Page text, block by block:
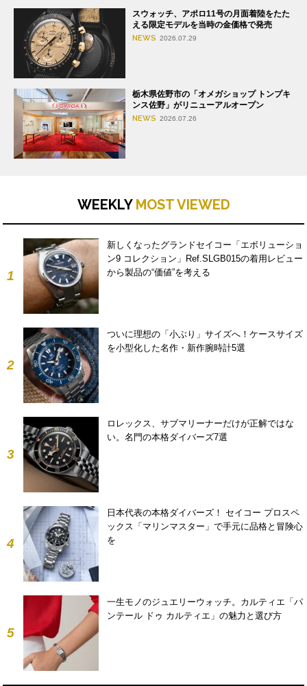
スウォッチ、アポロ11号の月面着陸をたた
える限定モデルを当時の金価格で発売
NEWS 2026.07.29
栃木県佐野市の「オメガショップ トンプキ
ンス佐野」がリニューアルオープン
NEWS 2026.07.26
WEEKLY MOST VIEWED
1
新しくなったグランドセイコー「エボリューショ
ン9 コレクション」Ref.SLGB015の着用レビュー
から製品の“価値”を考える
2
ついに理想の「小ぶり」サイズへ！ケースサイズ
を小型化した名作・新作腕時計5選
3
ロレックス、サブマリーナーだけが正解ではな
い。名門の本格ダイバーズ7選
4
日本代表の本格ダイバーズ！ セイコー プロスペ
ックス「マリンマスター」で手元に品格と冒険心
を
5
一生モノのジュエリーウォッチ。カルティエ「パ
ンテール ドゥ カルティエ」の魅力と選び方